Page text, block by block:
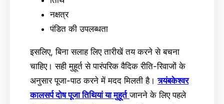
नक्षत्र
पंडित की उपलब्धता
इसलिए, बिना सलाह लिए तारीखें तय करने से बचना
चाहिए। सही मुहूर्त से पारंपरिक वैदिक रीति-रिवाजों के
अनुसार पूजा-पाठ करने में मदद मिलती है।त्र्यंबकेश्वर
कालसर्प दोष पूजा तिथियां या मुहूर्त जानने के लिए पहले